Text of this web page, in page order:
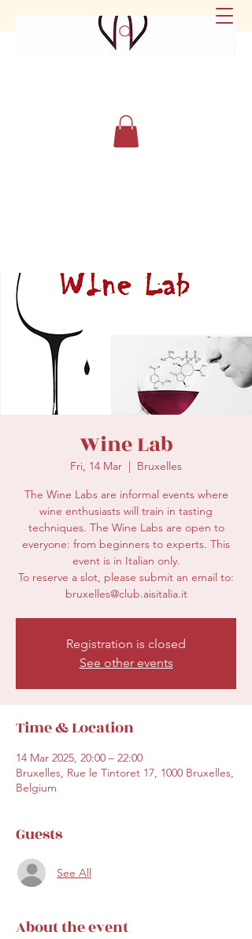
secretariat@eusommelierassociation.com
Wine Lab
Fri, 14 Mar
  |
Bruxelles
The Wine Labs are informal events where
wine enthusiasts will train in tasting
techniques. The Wine Labs are open to
everyone: from beginners to experts. This
event is in Italian only.
To reserve a slot, please submit an email to:
bruxelles@club.aisitalia.it
Registration is closed
See other events
Time & Location
14 Mar 2025, 20:00 – 22:00
Bruxelles, Rue le Tintoret 17, 1000 Bruxelles,
Belgium
Guests
See All
About the event